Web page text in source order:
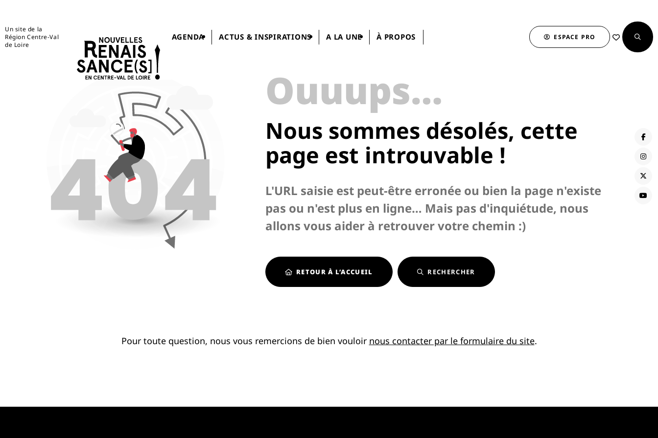
Un site de la
Région Centre-Val
de Loire
AGENDA ACTUS & INSPIRATIONS A LA UNE À PROPOS ESPACE PRO
Ouuups…
Nous sommes désolés, cette
page est introuvable !
L'URL saisie est peut-être erronée ou bien la page n'existe
pas ou n'est plus en ligne… Mais pas d'inquiétude, nous
allons vous aider à retrouver votre chemin :)
RETOUR À L’ACCUEIL RECHERCHER
Pour toute question, nous vous remercions de bien vouloir nous contacter par le formulaire du site.